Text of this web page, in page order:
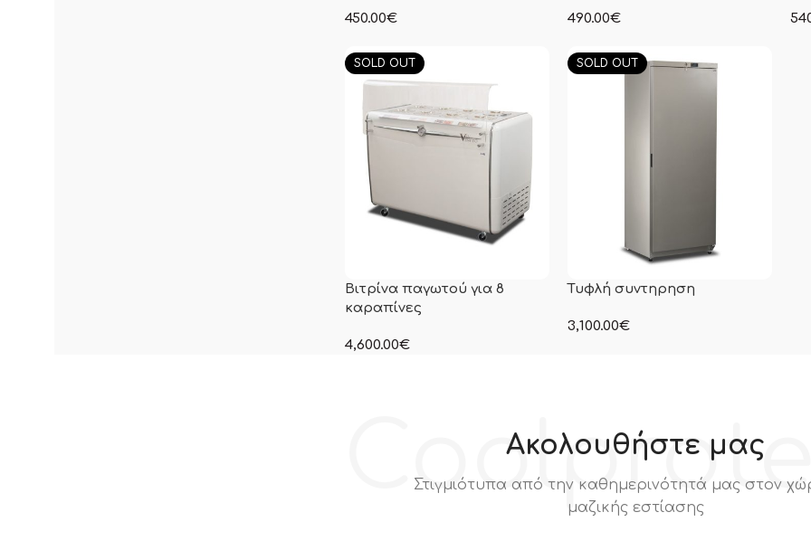
450.00€
συμπεριλαμβάνεται Φ.Π.Α
490.00€
συμπεριλαμβάνεται Φ.Π.Α
SOLD OUT
Βιτρίνα παγωτού για 8
καραπίνες
4,600.00€
SOLD OUT
Τυφλή συντηρηση
3,100.00€
Ακολουθήστε μας
Στιγμιότυπα από την καθημερινότητά μας στον
μαζικής εστίασης